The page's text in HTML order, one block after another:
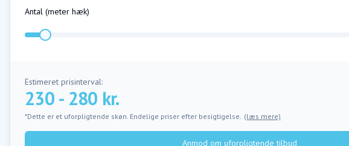
Antal (meter hæk)
Estimeret prisinterval:
230 - 280 kr.
*Dette er et uforpligtende skøn. Endelige priser efter besigtigelse. (læs mere)
Anmod om uforpligtende tilbud